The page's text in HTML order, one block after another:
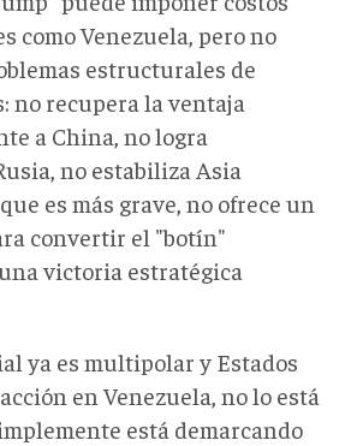
como Venezuela, pero no
estructurales de
no recupera la ventaja
a China, no logra
no estabiliza Asia
es más grave, no ofrece un
convertir el "botín"
victoria estratégica
ya es multipolar y Estados
en Venezuela, no lo está
está demarcando